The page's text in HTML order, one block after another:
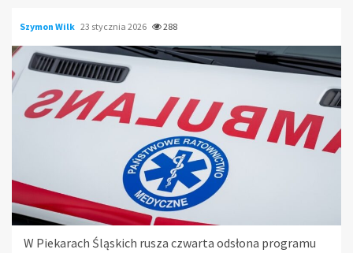
Szymon Wilk 23 stycznia 2026 288
W Piekarach Śląskich rusza czwarta odsłona programu